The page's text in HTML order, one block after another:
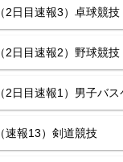
2日目速報3）卓球競技
2日目速報2）野球競
2日目速報1）男子バ
速報13）剣道競技